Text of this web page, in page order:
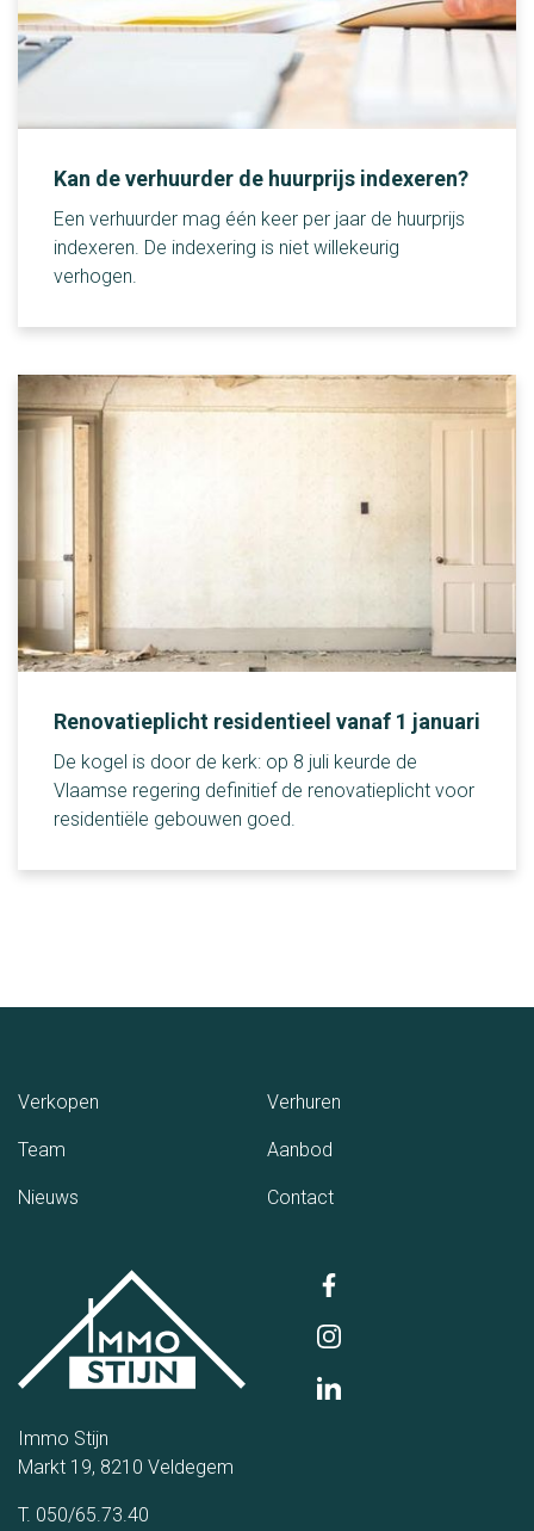
Kan de verhuurder de huurprijs indexeren?
Een verhuurder mag één keer per jaar de huurprijs
indexeren. De indexering is niet willekeurig
verhogen.
Renovatieplicht residentieel vanaf 1 januari
De kogel is door de kerk: op 8 juli keurde de
Vlaamse regering definitief de renovatieplicht voor
residentiële gebouwen goed.
Verkopen Verhuren
Team Aanbod
Nieuws Contact(Contact)
Immo Stijn
Markt 19, 8210 Veldegem
T. 050/65.73.40